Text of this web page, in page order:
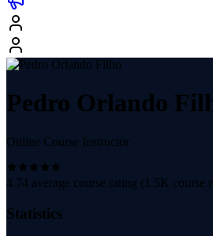
Pedro Orlando
Online Course Instructor
4.74 average course rating ( 1.5K course
Statistics